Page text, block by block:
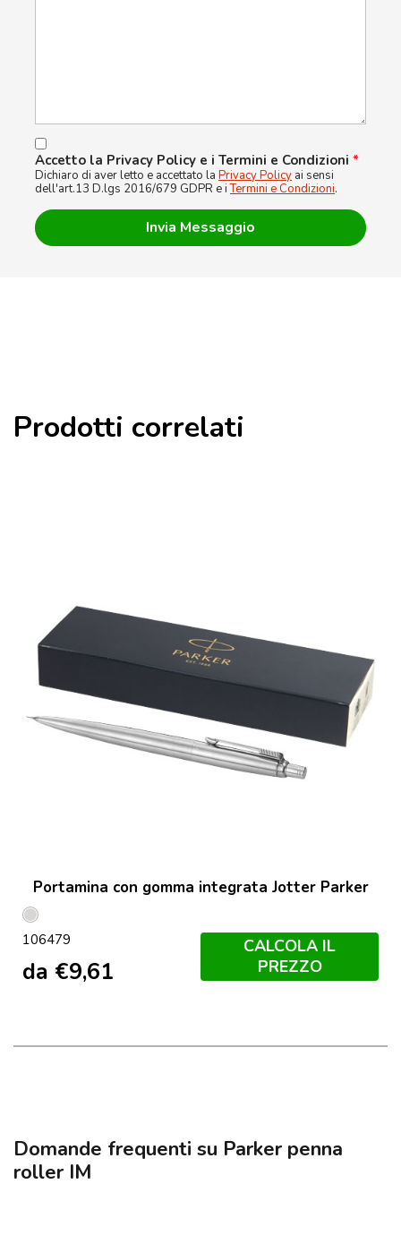
Accetto la Privacy Policy e i Termini e Condizioni *
Dichiaro di aver letto e accettato la Privacy Policy ai sensi
dell'art.13 D.lgs 2016/679 GDPR e iTermini e Condizioni.
Prodotti correlati
Portamina con gomma integrata Jotter Parker
Acciaio
106479
da €9,61
CALCOLA IL
PREZZO
Domande frequenti su Parker penna
roller IM